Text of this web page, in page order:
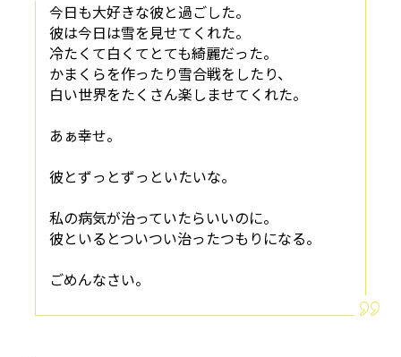
今日も大好きな彼と過ごした。
彼は今日は雪を見せてくれた。
冷たくて白くてとても綺麗だった。
かまくらを作ったり雪合戦をしたり、
白い世界をたくさん楽しませてくれた。
あぁ幸せ。
彼とずっとずっといたいな。
私の病気が治っていたらいいのに。
彼といるとついつい治ったつもりになる。
ごめんなさい。